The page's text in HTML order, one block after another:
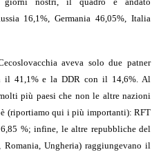
16,1%, Germania 46,05%, Italia
aveva solo due patner
il 41,1% e la DDR con il 14,6%. Al
più paesi che non le altre nazioni
(riportiamo qui i più importanti): RFT
%; infine, le altre repubbliche del
Ungheria) raggiungevano il